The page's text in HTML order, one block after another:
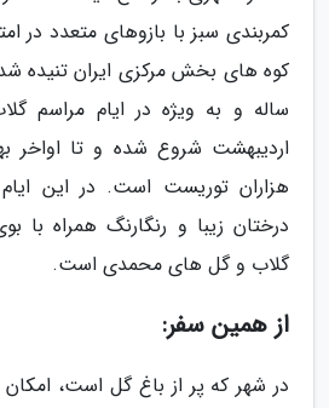
کمربندی سبز با بازوهای متعدد در
کوه های بخش مرکزی ایران تنیده
ساله و به ویژه در ایام مراسم
اردیبهشت شروع شده و تا اواخر
هزاران توریست است. در این
درختان زیبا و رنگارنگ همراه
گلاب و گل های محمدی است.
از همین سفر:
در شهر که پر از باغ گل است، امکان